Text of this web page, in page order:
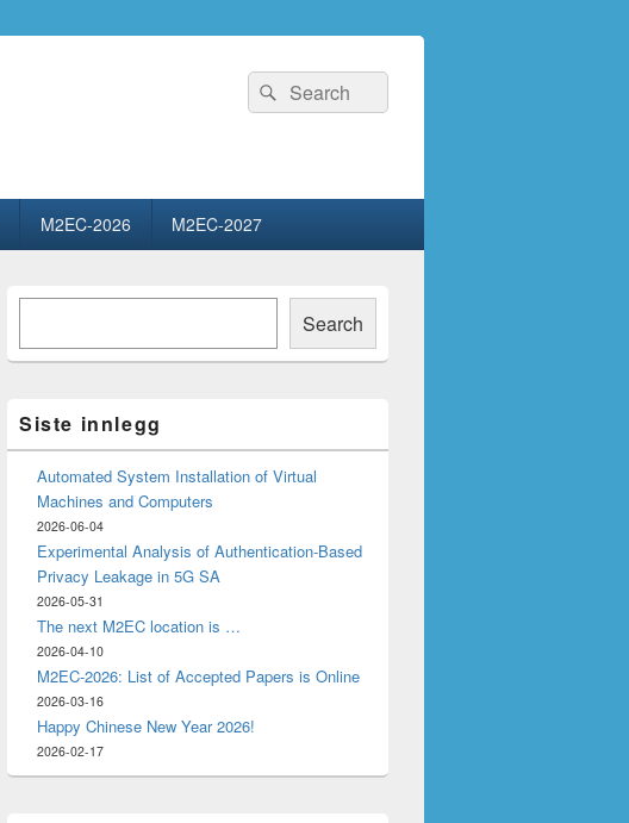
Search
for:
Search
M2EC-2026 M2EC-2027
Primary
Area
Search
Siste innlegg
Automated System Installation of Virtual
Machines and Computers
2026-06-04
Experimental Analysis of Authentication-Based
Privacy Leakage in 5G SA
2026-05-31
The next M2EC location is …
2026-04-10
M2EC-2026: List of Accepted Papers is Online
2026-03-16
Happy Chinese New Year 2026!
2026-02-17